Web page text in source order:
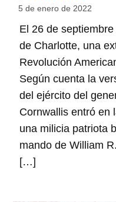
5 de enero de 2022
El 26 de
de Charlotte, una
Revolución
Según cuenta la
del ejército del
Cornwallis entró en
una milicia patriota
mando de William
[…]